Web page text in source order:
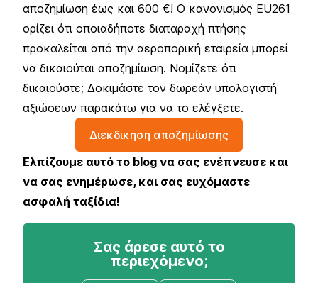
αποζημίωση έως και 600 €! Ο κανονισμός EU261
ορίζει ότι οποιαδήποτε διαταραχή πτήσης
προκαλείται από την αεροπορική εταιρεία μπορεί
να δικαιούται αποζημίωση. Νομίζετε ότι
δικαιούστε; Δοκιμάστε τον δωρεάν υπολογιστή
αξιώσεων παρακάτω για να το ελέγξετε.
Διεκδικηση αποζημίωσης
Ελπίζουμε αυτό το blog να σας ενέπνευσε και
να σας ενημέρωσε, και σας ευχόμαστε
ασφαλή ταξίδια!
Σας άρεσε αυτό το
περιεχόμενο;